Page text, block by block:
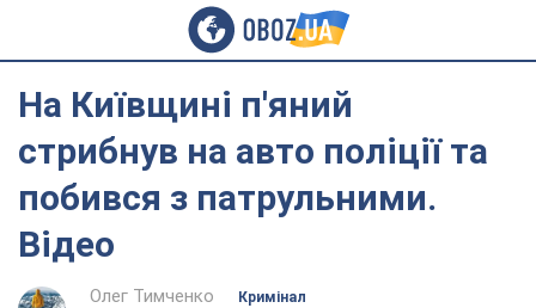
На Київщині п'яний
стрибнув на авто поліції та
побився з патрульними.
Відео
Олег Тимченко
Кримінал